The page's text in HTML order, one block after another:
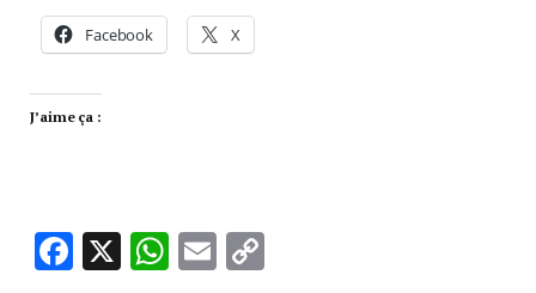
Facebook X
J’aime ça :
Facebook
X WhatsApp
Email